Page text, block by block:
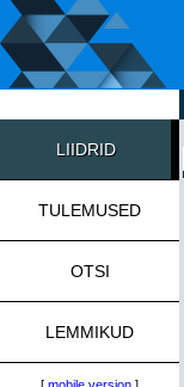
LIIDRID
TULEMUSED
OTSI
LEMMIKUD